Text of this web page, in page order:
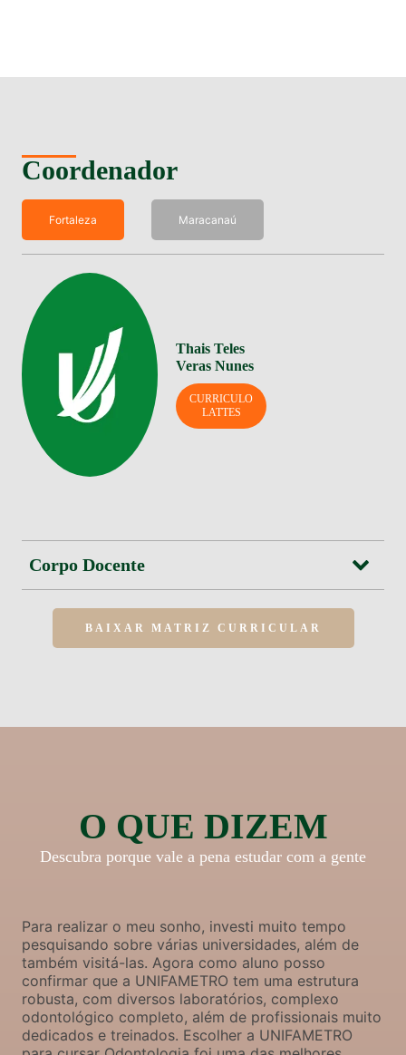
Coordenador
Fortaleza Maracanaú
Thais Teles
Veras Nunes
CURRICULO
LATTES
Corpo Docente
BAIXAR MATRIZ CURRICULAR
O QUE DIZEM
Descubra porque vale a pena estudar com a gente
Para realizar o meu sonho, investi muito tempo
pesquisando sobre várias universidades, além de
também visitá-las. Agora como aluno posso
confirmar que a UNIFAMETRO tem uma estrutura
robusta, com diversos laboratórios, complexo
odontológico completo, além de profissionais muito
dedicados e treinados. Escolher a UNIFAMETRO